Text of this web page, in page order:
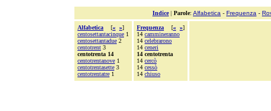
Indice| Parole: Alfabetica - Frequenza -
Alfabetica [« »]
centosettantacinque 1
centosettantadue 2
centotrent 3
centotrenta 14
centotrentanove 1
centotrentasette 3
centotrentatre 1
Frequenza [« »]
14 cammineranno
14 celebrarono
14 ceneri
14 centotrenta
14 cercò
14 cessò
14 chiuso